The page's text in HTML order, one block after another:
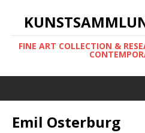
FINE ART COLLECTION &
Emil Osterburg